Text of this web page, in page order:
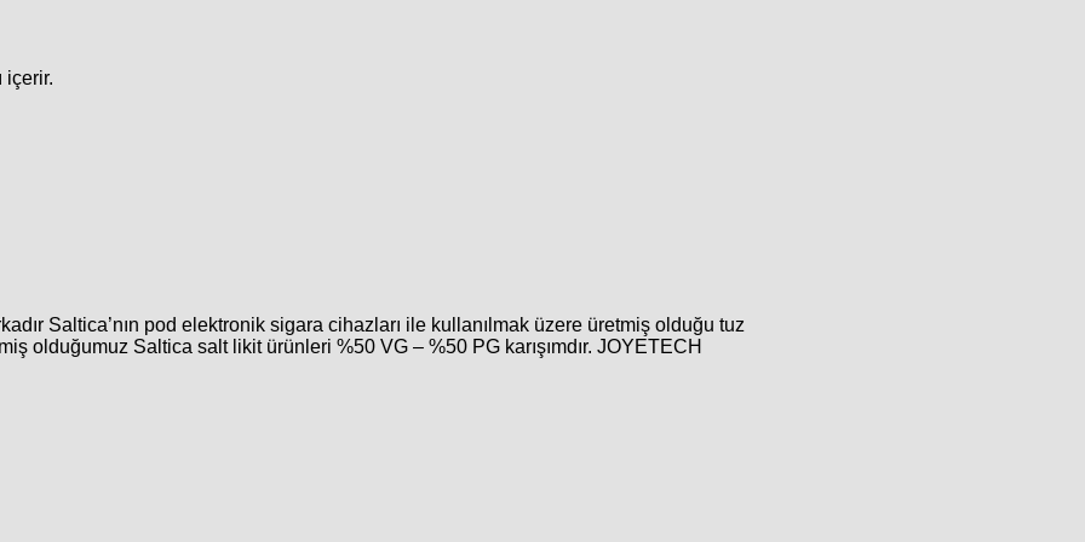
içerir.
Saltica’nın pod elektronik sigara cihazları ile kullanılmak üzere üretmiş olduğu tuz
olduğumuz Saltica salt likit ürünleri %50 VG – %50 PG karışımdır. JOYETECH